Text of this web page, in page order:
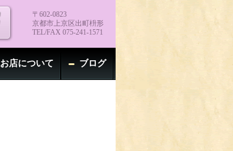
〒602-0823
京都市上京区出町枡形
TEL/FAX 075-241-1571
お店について ブログ